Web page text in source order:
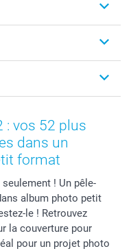
: vos 52 plus
dans un
format
! Un pêle-
album photo petit
le ! Retrouvez
la couverture pour
pour un projet photo